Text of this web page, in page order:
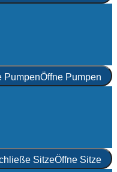
PumpenÖffne Pumpen
SitzeÖffne Sitze